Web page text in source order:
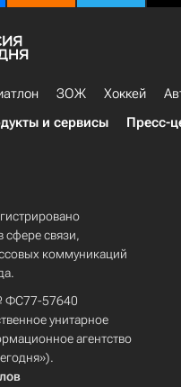
ЗОЖ Хоккей
и сервисы Пресс-
сфере связи,
коммуникаций
ФС77-57640
унитарное
агентство